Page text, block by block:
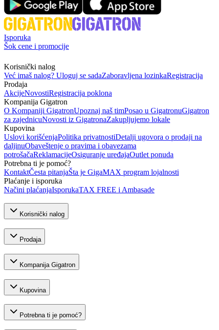
Isporuka
Šok cene i promocije
Korisnički nalog
Već imaš nalog? Uloguj se sadaZaboravljena lozinkaRegistracija
Prodaja
AkcijeNovostiRegistracija poklona
Kompanija Gigatron
O Kompaniji GigatronUpoznaj naš timPosao u GigatronuGigatron
za zajednicuNovosti iz GigatronaZakupljujemo lokale
Kupovina
Uslovi korišćenjaPolitika privatnostiDetalji ugovora o prodaji na
daljinuObaveštenje o pravima i obavezama
potrošačaReklamacijeOsiguranje uređajaOutlet ponuda
Potrebna ti je pomoć?
KontaktČesta pitanjaŠta je GigaMAX program lojalnosti
Plaćanje i isporuka
Načini plaćanjaIsporukaTAX FREE i Ambasade
Korisnički nalog
Prodaja
Kompanija Gigatron
Kupovina
Potrebna ti je pomoć?